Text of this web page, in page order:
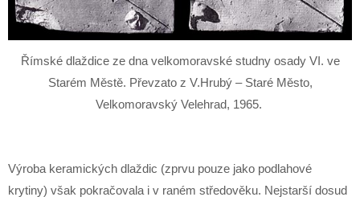
Římské dlaždice ze dna velkomoravské studny osady VI. ve
Starém Městě. Převzato z V.Hrubý – Staré Město,
Velkomoravský Velehrad, 1965.
Výroba keramických dlaždic (zprvu pouze jako podlahové
krytiny) však pokračovala i v raném středověku. Nejstarší dosud